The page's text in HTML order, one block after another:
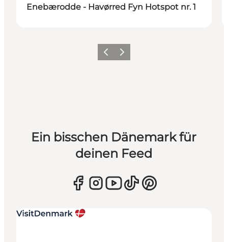
Enebærodde - Havørred Fyn Hotspot nr. 1
ZurückWeiter
Ein bisschen Dänemark für
deinen Feed